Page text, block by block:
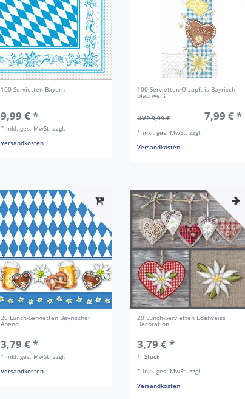
100 Servietten Bayern
9,99 € *
* inkl. ges. MwSt. zzgl.
Versandkosten
100 Servietten O´zapft is Bayrisch
blau weiß
UVP 9,99 € 7,99 € *
* inkl. ges. MwSt. zzgl.
Versandkosten
20 Lunch-Servietten Bayrischer
Abend
3,79 € *
* inkl. ges. MwSt. zzgl.
Versandkosten
20 Lunch-Servietten Edelweiss
Decoration
3,79 € *
1
Stück
* inkl. ges. MwSt. zzgl.
Versandkosten